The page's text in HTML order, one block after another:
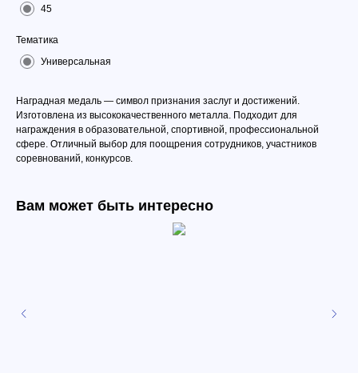
45
Тематика
Универсальная
Наградная медаль — символ признания заслуг и достижений.
Изготовлена из высококачественного металла. Подходит для
награждения в образовательной, спортивной, профессиональной
сфере. Отличный выбор для поощрения сотрудников, участников
соревнований, конкурсов.
Вам может быть интересно